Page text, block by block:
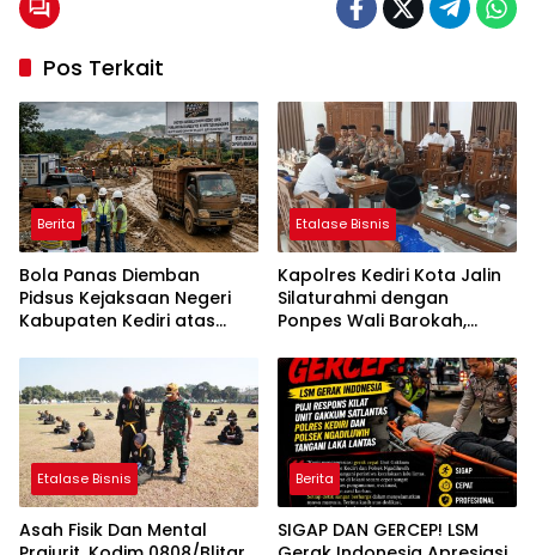
Pos Terkait
Berita
Bola Panas Diemban
Pidsus Kejaksaan Negeri
Kabupaten Kediri atas
Penggunaan Material
Ilegal Proyek Tol Kediri
Oleh PT. HASTARI JAYA
SENTOSA
Etalase Bisnis
Kapolres Kediri Kota Jalin
Silaturahmi dengan
Ponpes Wali Barokah,
Ulama
Etalase Bisnis
Asah Fisik Dan Mental
Berita
SIGAP DAN GERCEP! LSM